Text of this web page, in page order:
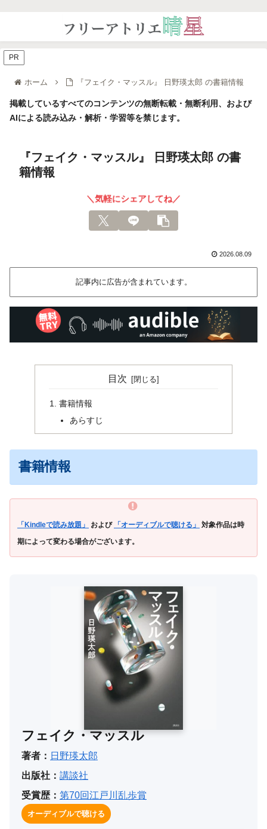
ホーム 『フェイク・マッスル』 日野瑛太郎 の書籍情報
掲載しているすべてのコンテンツの無断転載・無断利用、および
AIによる読み込み・解析・学習等を禁じます。
『フェイク・マッスル』 日野瑛太郎 の書
籍情報
＼気軽にシェアしてね／
2026.08.09
記事内に広告が含まれています。
PR
目次
書籍情報
あらすじ
書籍情報
「Kindleで読み放題」 および 「オーディブルで聴ける」
対象作品は時
期によって変わる場合がございます。
フェイク・マッスル
著者： 日野瑛太郎
出版社： 講談社
受賞歴： 第70回江戸川乱歩賞
オーディブルで聴ける